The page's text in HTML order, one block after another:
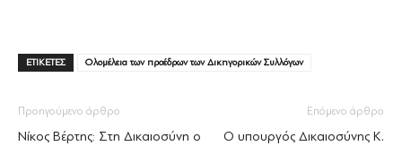
ΕΤΙΚΕΤΕΣ Ολομέλεια των προέδρων των Δικηγορικών Συλλόγων
Προηγούμενο άρθρο
Νίκος Βέρτης: Στη Δικαιοσύνη ο
Επόμενο άρθρο
O υπουργός Δικαιοσύνης Κ.